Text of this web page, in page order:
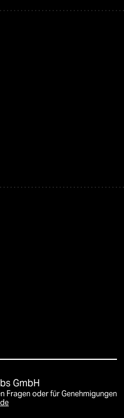
GmbH
Fragen oder für Genehmigungen